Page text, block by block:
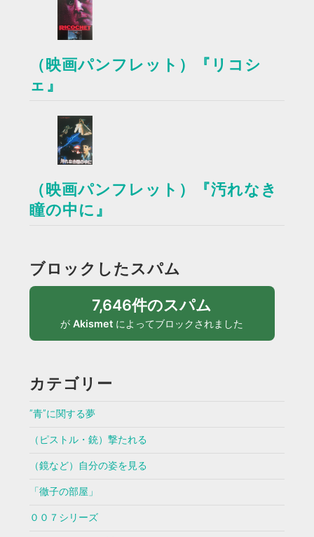
（映画パンフレット）『リコシ
ェ』
（映画パンフレット）『汚れなき
瞳の中に』
ブロックしたスパム
7,646件のスパム
がAkismet によってブロックされました
カテゴリー
”青”に関する夢
（ピストル・銃）撃たれる
（鏡など）自分の姿を見る
「徹子の部屋」
００７シリーズ